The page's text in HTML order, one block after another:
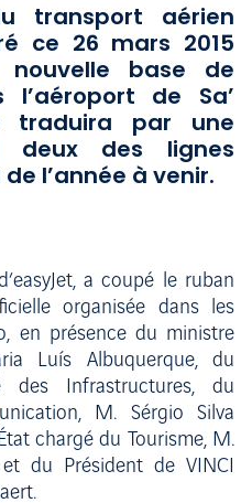
transport aérien
ce 26 mars 2015
nouvelle base de
l’aéroport de Sa’
traduira par une
deux des lignes
l’année à venir.
a coupé le ruban
organisée dans les
en présence du ministre
Luís Albuquerque, du
des Infrastructures, du
M. Sérgio Silva
chargé du Tourisme, M.
du Président de VINCI